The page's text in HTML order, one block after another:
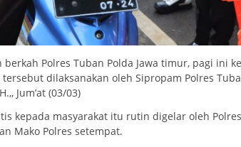
berkah Polres Tuban Polda Jawa timur, pagi ini
dilaksanakan oleh Sipropam Polres
Jum’at (03/03)
kepada masyarakat itu rutin digelar oleh
Mako Polres setempat.